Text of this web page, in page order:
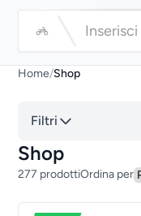
Home/Shop
Filtri
Shop
277 prodottiOrdina per